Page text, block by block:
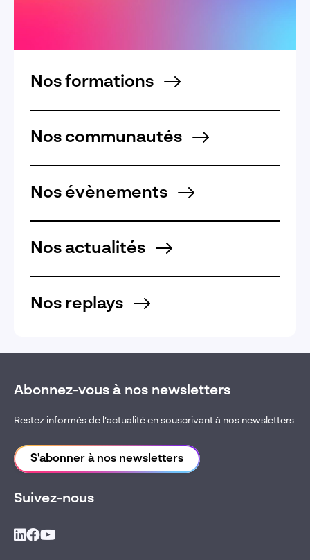
Nos formations
Nos communautés
Nos évènements
Nos actualités
Nos replays
Abonnez-vous à nos newsletters
Restez informés de l’actualité en souscrivant à nos newsletters
S'abonner à nos newsletters
Suivez-nous